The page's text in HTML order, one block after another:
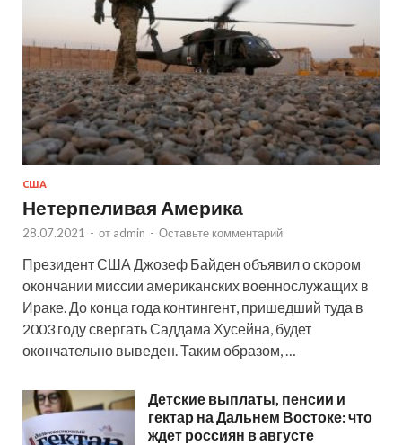
США
Нетерпеливая Америка
28.07.2021 - от admin - Оставьте комментарий
Президент США Джозеф Байден объявил о скором
окончании миссии американских военнослужащих в
Ираке. До конца года контингент, пришедший туда в
2003 году свергать Саддама Хусейна, будет
окончательно выведен. Таким образом, …
Детские выплаты, пенсии и
гектар на Дальнем Востоке: что
ждет россиян в августе